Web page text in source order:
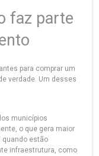
faz parte
para comprar um
verdade. Um desses
municípios
o que gera maior
quando estão
infraestrutura, como